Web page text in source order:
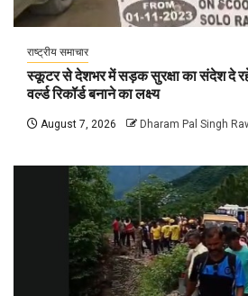
राष्ट्रीय समाचार
स्कूटर से देशभर में सड़क सुरक्षा का संदेश दे रहे
वर्ल्ड रिकॉर्ड बनाने का लक्ष्य
August 7, 2026 Dharam Pal Singh